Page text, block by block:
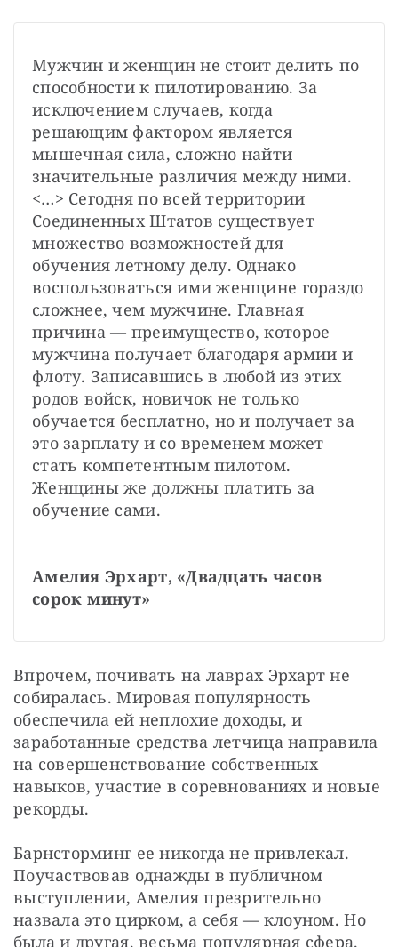
Мужчин и женщин не стоит делить по
способности к пилотированию. За
исключением случаев, когда
решающим фактором является
мышечная сила, сложно найти
значительные различия между ними.
<…> Сегодня по всей территории
Соединенных Штатов существует
множество возможностей для
обучения летному делу. Однако
воспользоваться ими женщине гораздо
сложнее, чем мужчине. Главная
причина — преимущество, которое
мужчина получает благодаря армии и
флоту. Записавшись в любой из этих
родов войск, новичок не только
обучается бесплатно, но и получает за
это зарплату и со временем может
стать компетентным пилотом.
Женщины же должны платить за
обучение сами.
Амелия Эрхарт, «Двадцать часов
сорок минут»
Впрочем, почивать на лаврах Эрхарт не
собиралась. Мировая популярность
обеспечила ей неплохие доходы, и
заработанные средства летчица направила
на совершенствование собственных
навыков, участие в соревнованиях и новые
рекорды.
Барнсторминг ее никогда не привлекал.
Поучаствовав однажды в публичном
выступлении, Амелия презрительно
назвала это цирком, а себя — клоуном. Но
была и другая, весьма популярная сфера.